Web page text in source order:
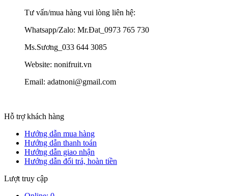
Tư vấn/mua hàng vui lòng liên hệ:
Whatsapp/Zalo: Mr.Đat_0973 765 730
Ms.Sương_033 644 3085
Website: nonifruit.vn
Email: adatnoni@gmail.com
Hỗ trợ khách hàng
Hướng dẫn mua hàng
Hướng dẫn thanh toán
Hướng dẫn giao nhận
Hướng dẫn đổi trả, hoàn tiền
Lượt truy cập